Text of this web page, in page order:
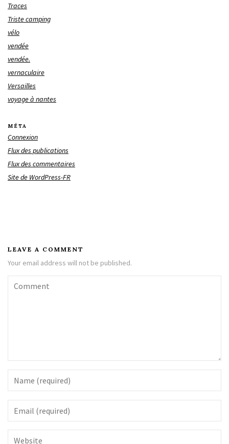
Traces
Triste camping
vélo
vendée
vendée.
vernaculaire
Versailles
voyage à nantes
MÉTA
Connexion
Flux des publications
Flux des commentaires
Site de WordPress-FR
LEAVE A COMMENT
Your email address will not be published.